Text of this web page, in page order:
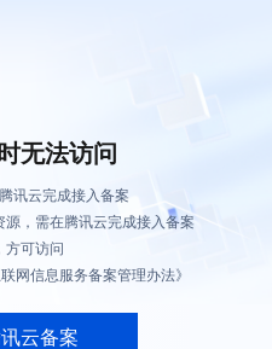
无法访问
讯云完成接入备案
，需在腾讯云完成接入备案
方可访问
网信息服务备案管理办法》
云备案